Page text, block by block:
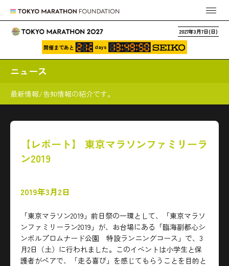
2027年3月7日(日)
開催まであと days
ニュース
最新情報/告知情報の紹介です。
【レポート】 東京マラソンファミリーラ
ン2019
2019年3月2日
「東京マラソン2019」前日祭の一環として、「東京マラソ
ンファミリーラン2019」が、お台場にある「臨海副都心シ
ンボルプロムナード公園 特設ランニングコース」で、3
月2日（土）に行われました。このイベントは小学生と保
護者がペアで、「走る喜び」を感じてもらうことを目的と